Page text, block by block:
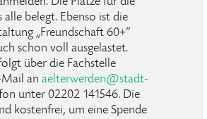
alle belegt. Ebenso ist die
„Freundschaft 60+“
schon voll ausgelastet.
über die Fachstelle
an aelterwerden@stadt-
unter 02202 141546. Die
kostenfrei, um eine Spende